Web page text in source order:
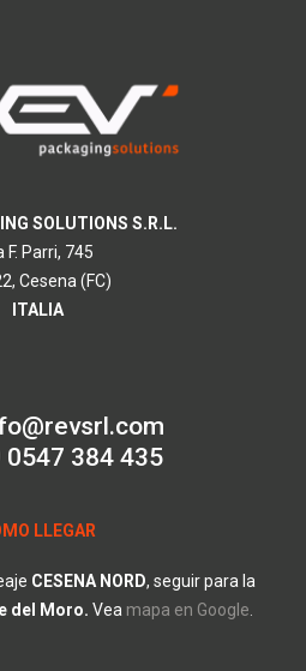
SOLUTIONS S.R.L.
F. Parri, 745
Cesena (FC)
ITALIA
0547 384 435
LLEGAR
CESENA NORD, seguir para la
del Moro. Vea mapa en Google